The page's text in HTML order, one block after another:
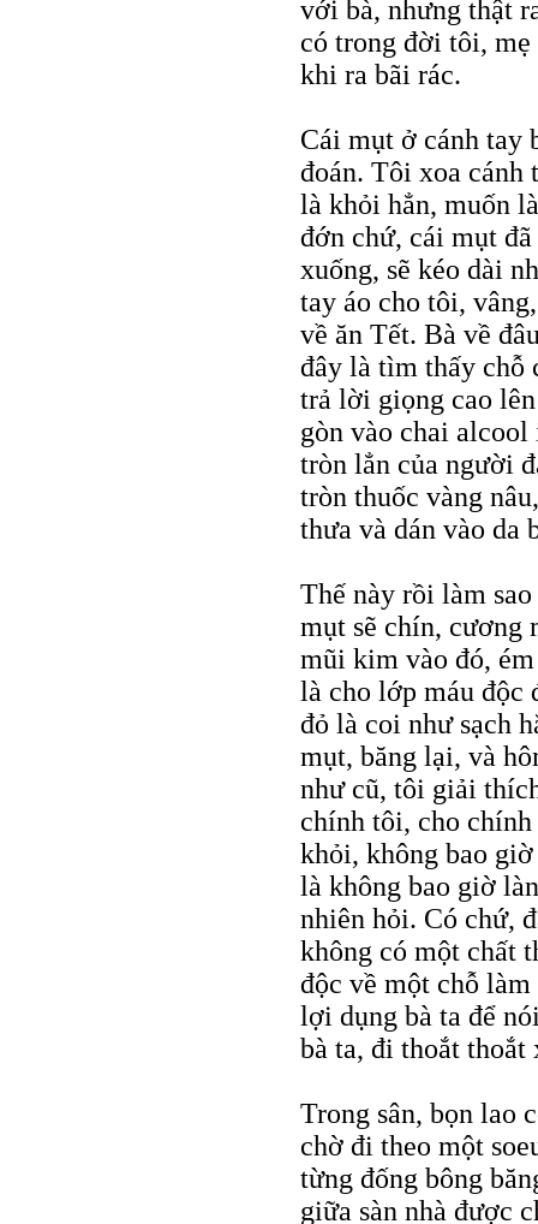
với bà, nhưng thật
có trong đời tôi, mẹ
khi ra bãi rác.
Cái mụt ở cánh tay
đoán. Tôi xoa cánh
là khỏi hẳn, muốn
đớn chứ, cái mụt
xuống, sẽ kéo dài
tay áo cho tôi,
về ăn Tết. Bà về
đây là tìm thấy chỗ
trả lời giọng cao
gòn vào chai
tròn lẳn của người
tròn thuốc vàng
thưa và dán vào da
Thế này rồi làm
mụt sẽ chín, cương
mũi kim vào đó,
là cho lớp máu độc
đỏ là coi như sạch
mụt, băng lại, và
như cũ, tôi giải
chính tôi, cho
khỏi, không bao
là không bao giờ
nhiên hỏi. Có chứ,
không có một chất
độc về một chỗ
lợi dụng bà ta để
bà ta, đi thoắt thoắt
Trong sân, bọn lao
chờ đi theo một
từng đống bông
giữa sàn nhà được